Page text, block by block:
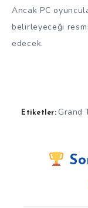
Ancak PC
belirleyeceği
edecek.
Etiketler: Grand